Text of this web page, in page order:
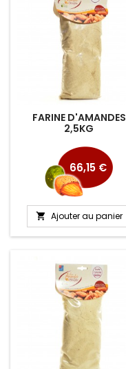
FARINE D'AMANDES
2,5KG
Prix
66,15 €
 Ajouter au panier